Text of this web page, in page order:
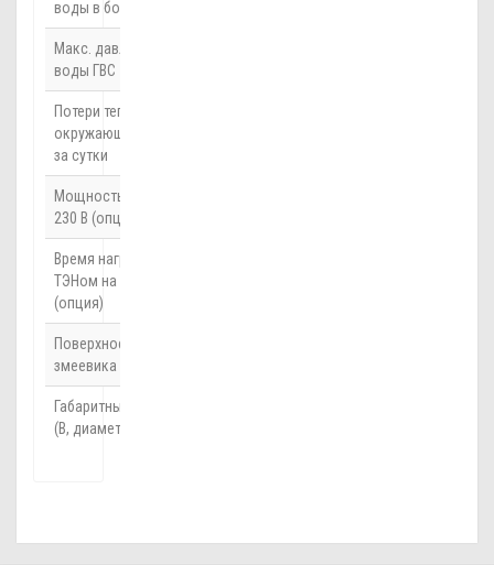
воды в бойлере
Макс. давление
воды ГВС
Потери тепла в
окружающую среду
за сутки
Мощность ТЭНа при
230 В (опция)
Время нагрева
ТЭНом на Δt=45°C
(опция)
Поверхность
змеевика бойлера
Габаритные размеры
(В, диаметр)